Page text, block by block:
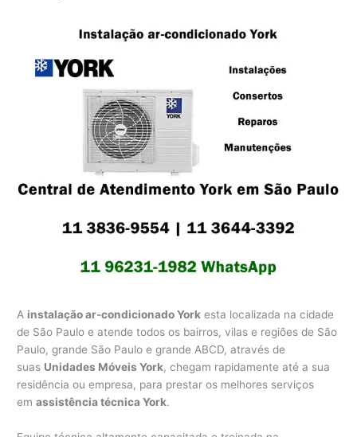
A instalação ar-condicionado York esta localizada na cidade
de São Paulo e atende todos os bairros, vilas e regiões de São
Paulo, grande São Paulo e grande ABCD, através de
suas Unidades Móveis York, chegam rapidamente até a sua
residência ou empresa, para prestar os melhores serviços
emassistência técnica York.